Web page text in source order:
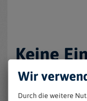
Keine
Wir
Durch die weitere